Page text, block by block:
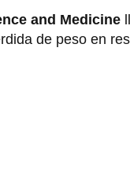
and Medicine
de peso en